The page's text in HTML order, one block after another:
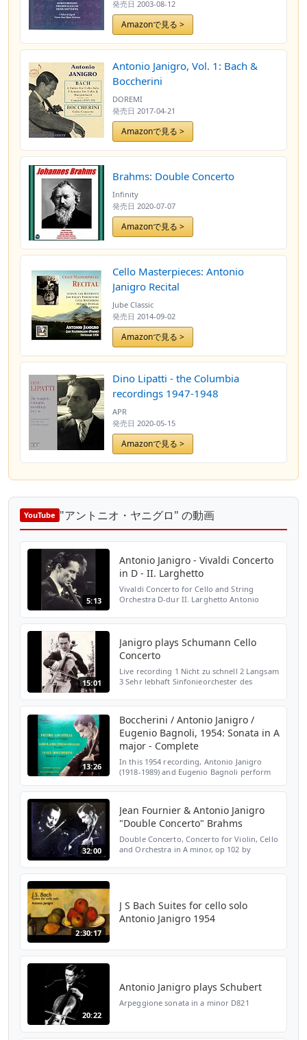
発売日 2003-08-12
Amazonで見る >
Antonio Janigro, Vol. 1: Bach &
Boccherini
DOREMI
発売日 2017-04-21
Amazonで見る >
Brahms: Double Concerto
Infinity
発売日 2020-07-07
Amazonで見る >
Cello Masterpieces: Antonio
Janigro Recital
Jube Classic
発売日 2014-09-02
Amazonで見る >
Dino Lipatti - the Columbia
recordings 1947-1948
APR
発売日 2020-05-15
Amazonで見る >
YouTube "アントニオ・ヤニグロ" の動画
5:13
Antonio Janigro - Vivaldi Concerto
in D - II. Larghetto
Vivaldi Concerto for Cello and String
Orchestra D-dur II. Larghetto Antonio
15:01
Janigro plays Schumann Cello
Concerto
Live recording 1 Nicht zu schnell 2 Langsam
3 Sehr lebhaft Sinfonieorchester des
13:26
Boccherini / Antonio Janigro /
Eugenio Bagnoli, 1954: Sonata in A
major - Complete
In this 1954 recording, Antonio Janigro
(1918-1989) and Eugenio Bagnoli perform
32:00
Jean Fournier & Antonio Janigro
"Double Concerto" Brahms
Double Concerto, Concerto for Violin, Cello
and Orchestra in A minor, op 102 by
2:30:17
J S Bach Suites for cello solo
Antonio Janigro 1954
20:22
Antonio Janigro plays Schubert
Arpeggione sonata in a minor D821